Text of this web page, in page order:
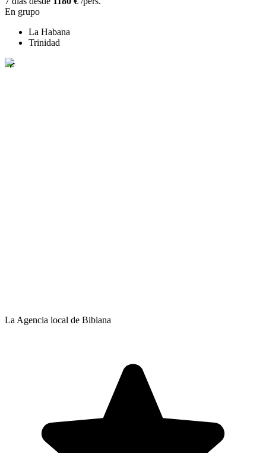
En grupo
La Habana
Trinidad
La Agencia local de Bibiana